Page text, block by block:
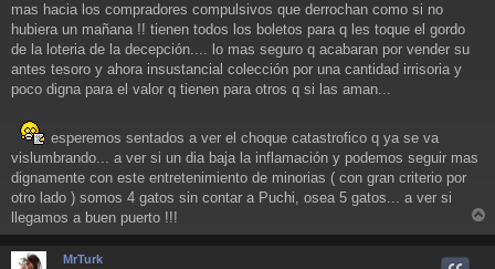
mas hacia los compradores compulsivos que derrochan como si no
hubiera un mañana !! tienen todos los boletos para q les toque el gordo
de la loteria de la decepción.... lo mas seguro q acabaran por vender su
antes tesoro y ahora insustancial colección por una cantidad irrisoria y
poco digna para el valor q tienen para otros q si las aman...
esperemos sentados a ver el choque catastrofico q ya se va
vislumbrando... a ver si un dia baja la inflamación y podemos seguir mas
dignamente con este entretenimiento de minorias ( con gran criterio por
otro lado ) somos 4 gatos sin contar a Puchi, osea 5 gatos... a ver si
llegamos a buen puerto !!!
r
MrTurk